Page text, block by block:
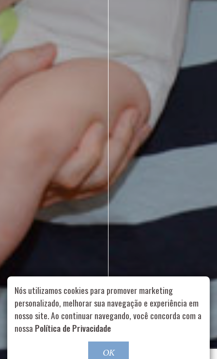
Rua Aurélia, 1714 – Vila Romana, São Paulo – SP | 55 11
99178-5848 | contato@nucleofood.com
Role para continar
Nós utilizamos cookies para promover marketing
personalizado, melhorar sua navegação e experiência em
nosso site. Ao continuar navegando, você concorda com a
nossa Política de Privacidade
OK